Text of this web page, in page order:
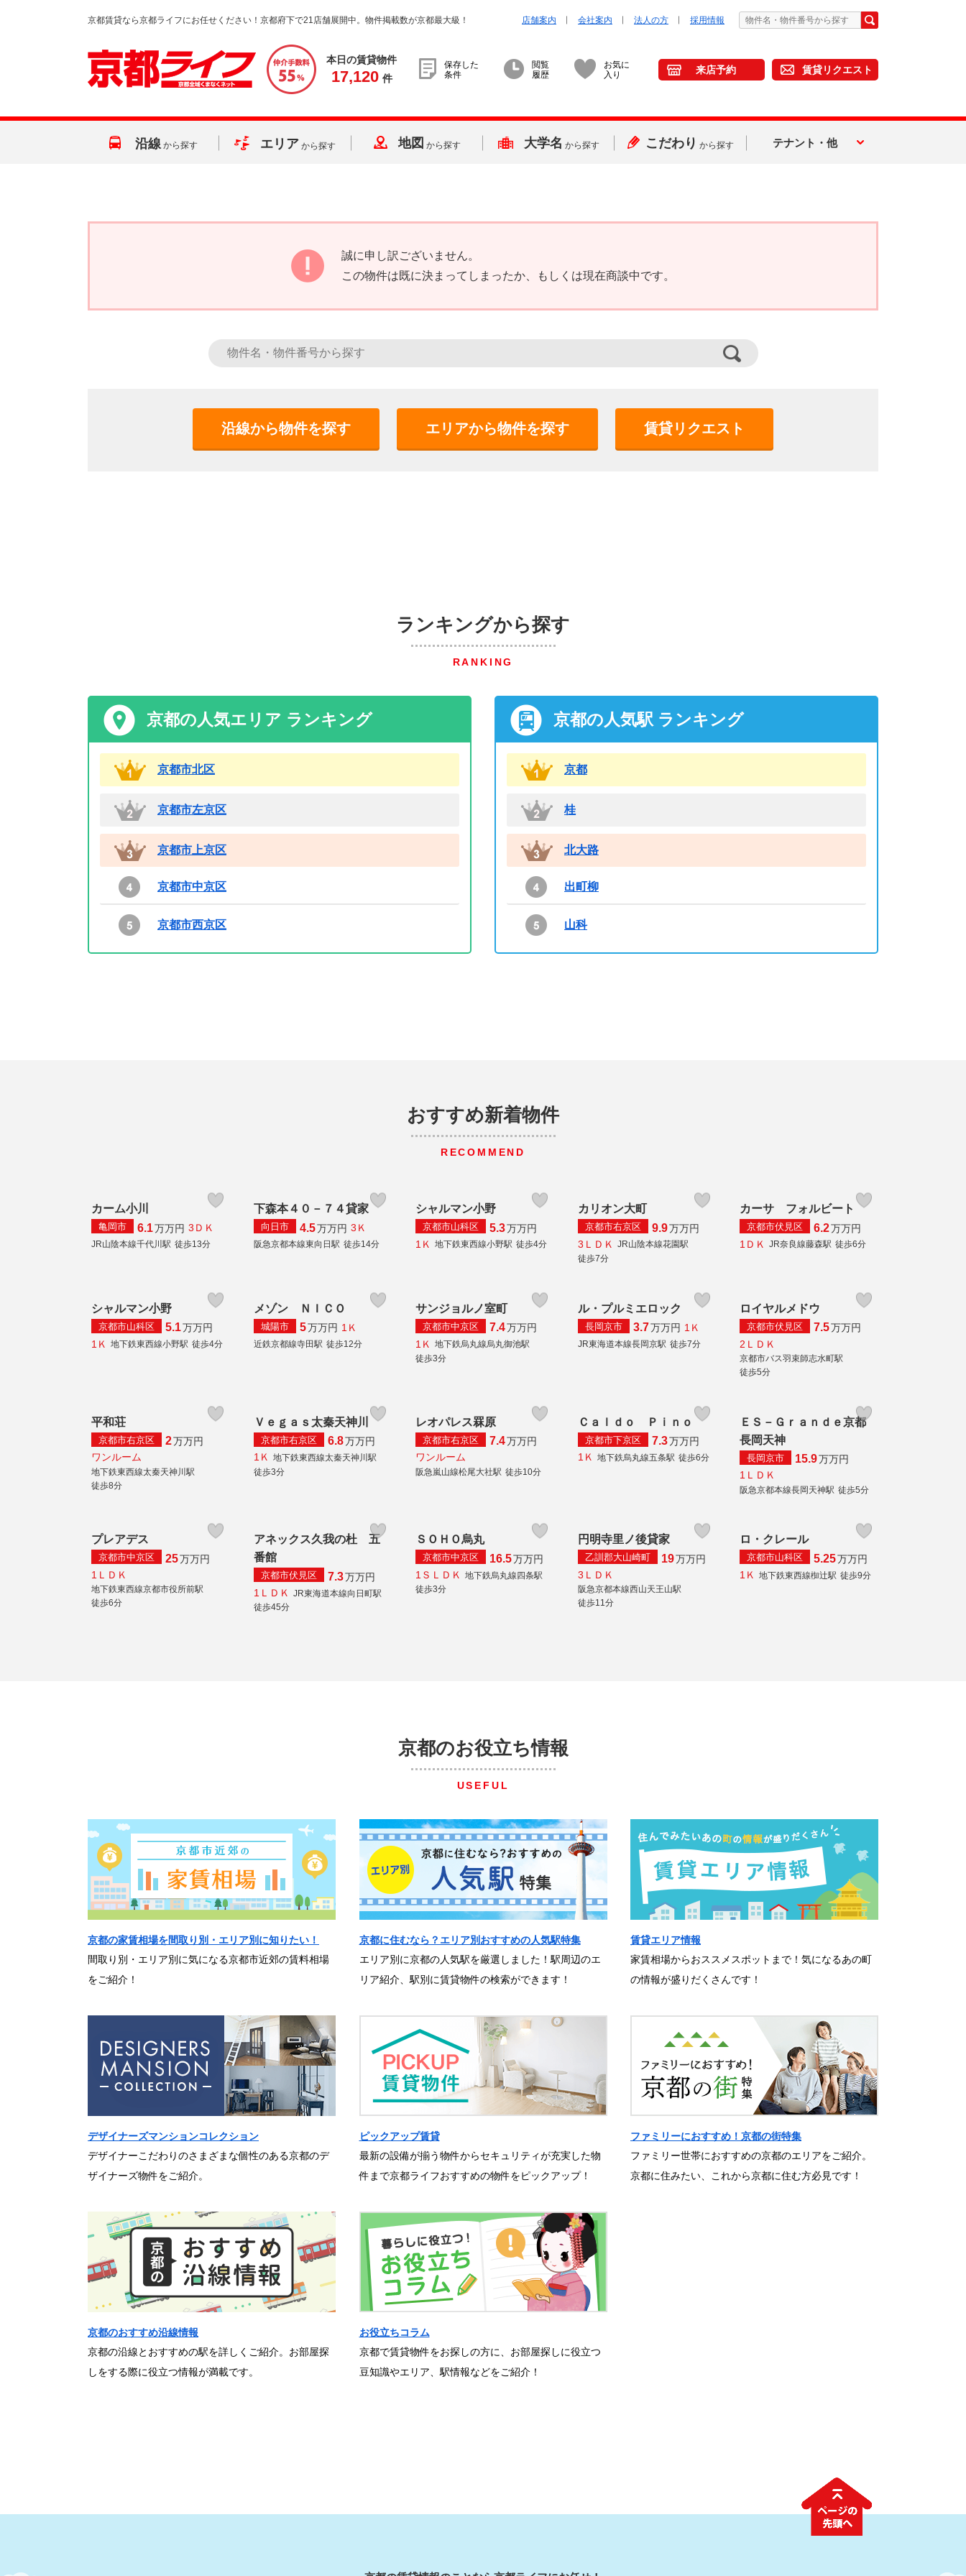
京都賃貸なら京都ライフにお任せください！京都府下で21店舗展開中。物件掲載数が京都最大級！ 店舗案内 会社案内 法人の方 採用情報
本日の賃貸物件
17,120 件
保存した
条件
閲覧
履歴
お気に
入り
来店予約 賃貸リクエスト
沿線 から探す エリア から探す 地図 から探す 大学名 から探す こだわり から探す テナント・他
誠に申し訳ございません。
この物件は既に決まってしまったか、もしくは現在商談中です。
沿線から物件を探す エリアから物件を探す 賃貸リクエスト
ランキングから探す
RANKING
京都の人気エリア ランキング
京都市北区
京都市左京区
京都市上京区
京都市中京区
京都市西京区
京都の人気駅 ランキング
京都
桂
北大路
出町柳
山科
おすすめ新着物件
RECOMMEND
カーム小川
亀岡市 6.1万万円 3ＤＫ
JR山陰本線千代川駅 徒歩13分
下森本４０－７４貸家
向日市 4.5万万円 3Ｋ
阪急京都本線東向日駅 徒歩14分
シャルマン小野
京都市山科区 5.3万万円
1Ｋ
地下鉄東西線小野駅 徒歩4分
カリオン大町
京都市右京区 9.9万万円
3ＬＤＫ
JR山陰本線花園駅
徒歩7分
カーサ フォルビート
京都市伏見区 6.2万万円
1ＤＫ
JR奈良線藤森駅 徒歩6分
シャルマン小野
京都市山科区 5.1万万円
1Ｋ
地下鉄東西線小野駅 徒歩4分
メゾン ＮＩＣＯ
城陽市 5万万円 1Ｋ
近鉄京都線寺田駅 徒歩12分
サンジョルノ室町
京都市中京区 7.4万万円
1Ｋ
地下鉄烏丸線烏丸御池駅
徒歩3分
ル・プルミエロック
長岡京市 3.7万万円 1Ｋ
JR東海道本線長岡京駅 徒歩7分
ロイヤルメドウ
京都市伏見区 7.5万万円
2ＬＤＫ
京都市バス羽束師志水町駅
徒歩5分
平和荘
京都市右京区 2万万円
ワンルーム
地下鉄東西線太秦天神川駅
徒歩8分
Ｖｅｇａｓ太秦天神川
京都市右京区 6.8万万円
1Ｋ 地下鉄東西線太秦天神川駅
徒歩3分
レオパレス罧原
京都市右京区 7.4万万円
ワンルーム
阪急嵐山線松尾大社駅 徒歩10分
Ｃａｌｄｏ Ｐｉｎｏ
京都市下京区 7.3万万円
1Ｋ 地下鉄烏丸線五条駅 徒歩6分
ＥＳ－Ｇｒａｎｄｅ京都
長岡天神
長岡京市 15.9万万円
1ＬＤＫ
阪急京都本線長岡天神駅 徒歩5分
プレアデス
京都市中京区 25万万円
1ＬＤＫ
地下鉄東西線京都市役所前駅
徒歩6分
アネックス久我の杜 五
番館
京都市伏見区 7.3万万円
1ＬＤＫ
JR東海道本線向日町駅
徒歩45分
ＳＯＨＯ烏丸
京都市中京区 16.5万万円
1ＳＬＤＫ
地下鉄烏丸線四条駅
徒歩3分
円明寺里ノ後貸家
乙訓郡大山崎町 19万万円
3ＬＤＫ
阪急京都本線西山天王山駅
徒歩11分
ロ・クレール
京都市山科区 5.25万万円
1Ｋ
地下鉄東西線椥辻駅 徒歩9分
京都のお役立ち情報
USEFUL
京都の家賃相場を間取り別・エリア別に知りたい！
間取り別・エリア別に気になる京都市近郊の賃料相場
をご紹介！
京都に住むなら？エリア別おすすめの人気駅特集
エリア別に京都の人気駅を厳選しました！駅周辺のエ
リア紹介、駅別に賃貸物件の検索ができます！
賃貸エリア情報
家賃相場からおススメスポットまで！気になるあの町
の情報が盛りだくさんです！
デザイナーズマンションコレクション
デザイナーこだわりのさまざまな個性のある京都のデ
ザイナーズ物件をご紹介。
ピックアップ賃貸
最新の設備が揃う物件からセキュリティが充実した物
件まで京都ライフおすすめの物件をピックアップ！
ファミリーにおすすめ！京都の街特集
ファミリー世帯におすすめの京都のエリアをご紹介。
京都に住みたい、これから京都に住む方必見です！
京都のおすすめ沿線情報
京都の沿線とおすすめの駅を詳しくご紹介。お部屋探
しをする際に役立つ情報が満載です。
お役立ちコラム
京都で賃貸物件をお探しの方に、お部屋探しに役立つ
豆知識やエリア、駅情報などをご紹介！